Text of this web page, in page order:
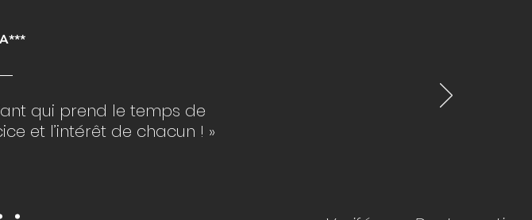
qui prend le temps de
et l’intérêt de chacun ! »